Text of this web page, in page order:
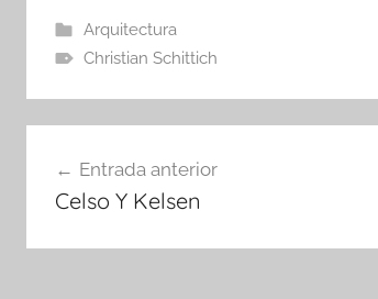
Arquitectura
Christian Schittich
de
Entrada anterior
Celso Y Kelsen